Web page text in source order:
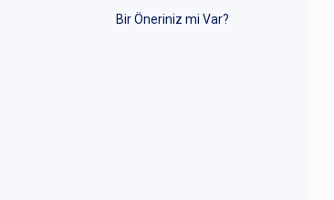
Bir Öneriniz mi Var?